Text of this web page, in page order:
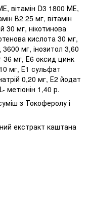
вітамін D3 1800 МЕ,
В2 25 мг, вітамін
30 мг, нікотинова
кислота 30 мг,
мг, інозитол 3,60
36 мг, Е6 оксид цинк
мг, Е1 сульфат
0,20 мг, Е2 йодат
метіонін 1,40 р.
з Токоферолу і
екстракт каштана